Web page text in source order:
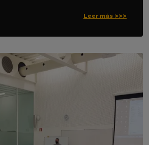
Leer más >>>